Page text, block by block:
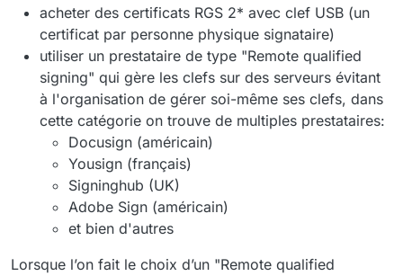
acheter des certificats RGS 2* avec clef USB (un
certificat par personne physique signataire)
utiliser un prestataire de type "Remote qualified
signing" qui gère les clefs sur des serveurs évitant
à l'organisation de gérer soi-même ses clefs, dans
cette catégorie on trouve de multiples prestataires:
Docusign (américain)
Yousign (français)
Signinghub (UK)
Adobe Sign (américain)
et bien d'autres
Lorsque l’on fait le choix d’un "Remote qualified